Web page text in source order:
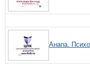
Анапа.